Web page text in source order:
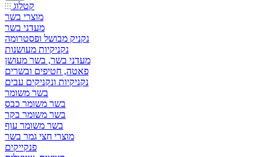
קטלוג
מוצרי בשר
מעדני בשר
נקניק מבושל ופסטרומה
נקניקיות מעושנות
מעדני בשר, בשר מעושן
פאטה, חטיפים ובשרים
נקניקיות ונקניקים עבים
בשר משומר
בשר משומר כבס
בשר משומר בקר
בשר משומר עוף
מוצרי חצי גמר בשר
פנקייקים